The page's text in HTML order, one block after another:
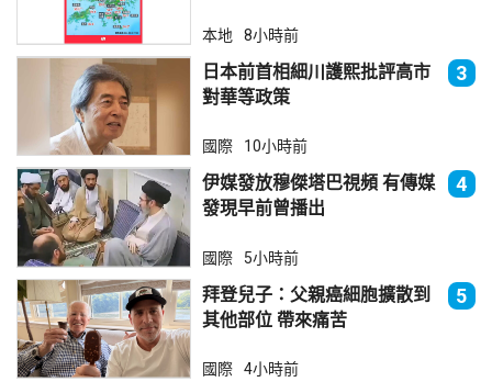
本地 8小時前
日本前首相細川護熙批評高市
對華等政策
3
國際 10小時前
伊媒發放穆傑塔巴視頻 有傳媒
發現早前曾播出
4
國際 5小時前
拜登兒子：父親癌細胞擴散到
其他部位 帶來痛苦
5
國際 4小時前